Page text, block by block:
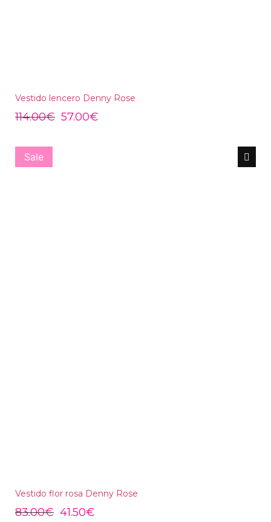
Vestido lencero Denny Rose
114.00€ 57.00€
Sale
Vestido flor rosa Denny Rose
83.00€ 41.50€